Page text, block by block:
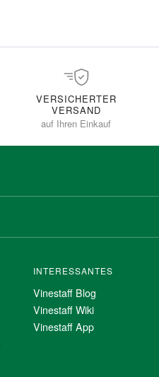
VERSICHERTER
VERSAND
auf Ihren Einkauf
INTERESSANTES
Vinestaff Blog
Vinestaff Wiki
Vinestaff App